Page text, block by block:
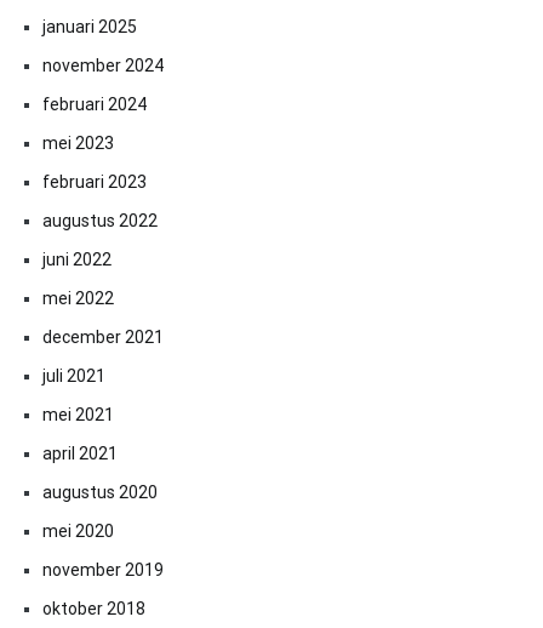
januari 2025
november 2024
februari 2024
mei 2023
februari 2023
augustus 2022
juni 2022
mei 2022
december 2021
juli 2021
mei 2021
april 2021
augustus 2020
mei 2020
november 2019
oktober 2018